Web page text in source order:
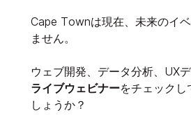
Cape Townは現在、未来のイ
ません。
ウェブ開発、データ分析、UXデ
ライブウェビナーをチェック
しょうか？